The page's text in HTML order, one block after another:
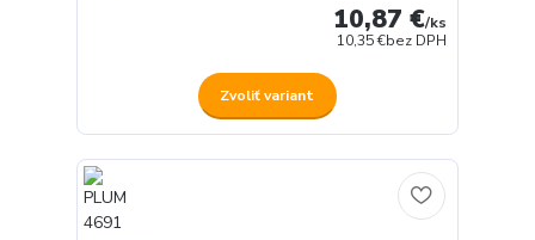
10,87 €/ks
10,35 €bez DPH
Zvoliť variant